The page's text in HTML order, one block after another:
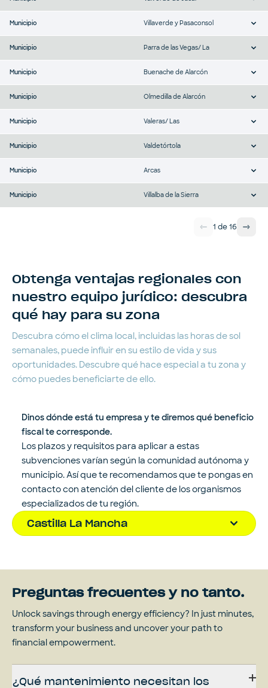
Municipio Villaverde y Pasaconsol
Municipio Parra de las Vegas/ La
Municipio Buenache de Alarcón
Municipio Olmedilla de Alarcón
Municipio Valeras/ Las
Municipio Valdetórtola
Municipio Arcas
Municipio Villalba de la Sierra
1 de16
Obtenga ventajas regionales con
nuestro equipo jurídico: descubra
qué hay para su zona
Descubra cómo el clima local, incluidas las horas de sol
semanales, puede influir en su estilo de vida y sus
oportunidades. Descubre qué hace especial a tu zona y
cómo puedes beneficiarte de ello.
Dinos dónde está tu empresa y te diremos qué beneficio
fiscal te corresponde.
Los plazos y requisitos para aplicar a estas
subvenciones varían según la comunidad autónoma y
municipio. Así que te recomendamos que te pongas en
contacto con atención del cliente de los organismos
especializados de tu región.
Castilla La Mancha
Preguntas frecuentes y no tanto.
Unlock savings through energy efficiency? In just minutes,
transform your business and uncover your path to
financial empowerment.
¿Qué mantenimiento necesitan los